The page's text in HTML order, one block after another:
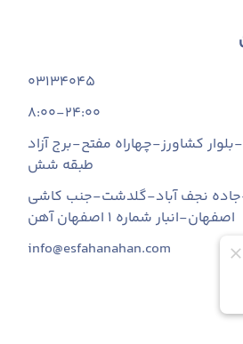
03134045
8:00-24:00
کشاورز-چهاراه مفتح-برج آزاد
طبقه شش
نجف آباد-گلدشت-جنب کاشی
اصفهان-انبار شماره ۱ اصفهان آهن
info@esfahanahan.com